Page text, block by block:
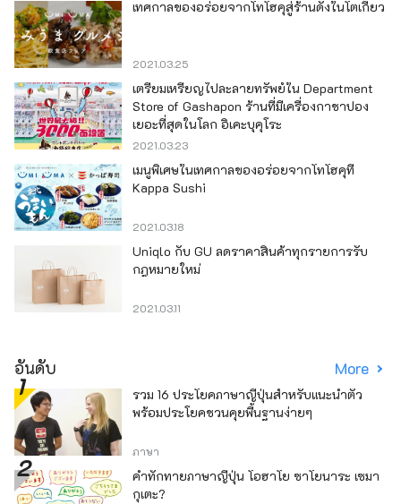
เทศกาลของอร่อยจากโทโฮคุสู่ร้านดังในโตเกียว
2021.03.25
เตรียมเหรียญไปละลายทรัพย์ใน Department
Store of Gashapon ร้านที่มีเครื่องกาชาปอง
เยอะที่สุดในโลก อิเคะบุคุโระ
2021.03.23
เมนูพิเศษในเทศกาลของอร่อยจากโทโฮคุที่
Kappa Sushi
2021.03.18
Uniqlo กับ GU ลดราคาสินค้าทุกรายการรับ
กฎหมายใหม่
2021.03.11
อันดับ More
รวม 16 ประโยคภาษาญี่ปุ่นสำหรับแนะนำตัว
พร้อมประโยคชวนคุยพื้นฐานง่ายๆ
ภาษา
คำทักทายภาษาญี่ปุ่น โอฮาโย ซาโยนาระ เซมา
กุเตะ?